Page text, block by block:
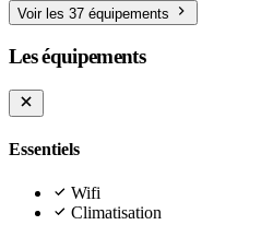
Voir les 37 équipements
Les équipements
Essentiels
Wifi
Climatisation